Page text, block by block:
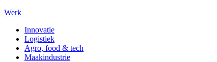
Werk
Innovatie
Logistiek
Agro, food & tech
Maakindustrie